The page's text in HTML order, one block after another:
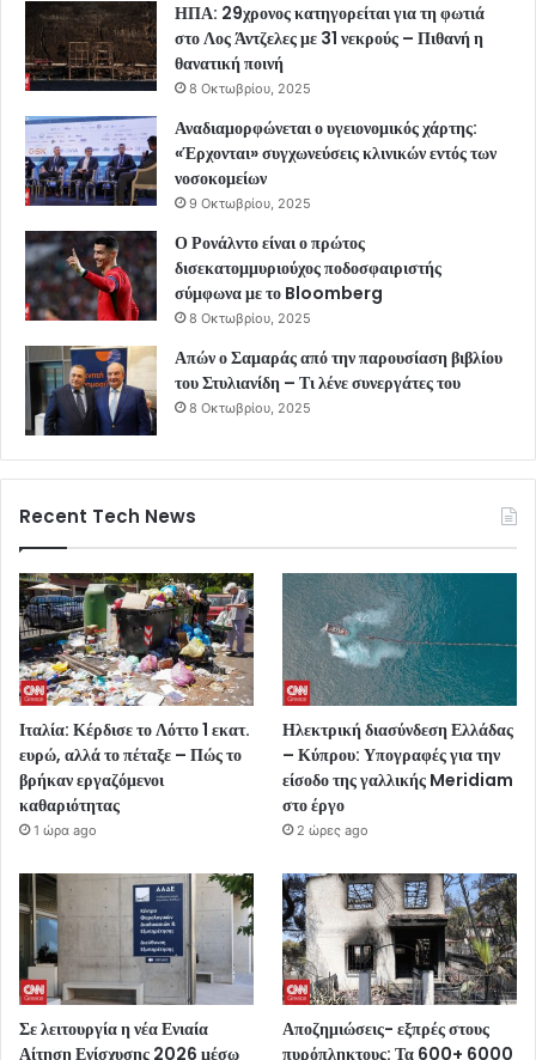
ΗΠΑ: 29χρονος κατηγορείται για τη φωτιά
στο Λος Άντζελες με 31 νεκρούς – Πιθανή η
θανατική ποινή
8 Οκτωβρίου, 2025
Αναδιαμορφώνεται ο υγειονομικός χάρτης:
«Έρχονται» συγχωνεύσεις κλινικών εντός των
νοσοκομείων
9 Οκτωβρίου, 2025
Ο Ρονάλντο είναι ο πρώτος
δισεκατομμυριούχος ποδοσφαιριστής
σύμφωνα με το Bloomberg
8 Οκτωβρίου, 2025
Απών ο Σαμαράς από την παρουσίαση βιβλίου
του Στυλιανίδη – Τι λένε συνεργάτες του
8 Οκτωβρίου, 2025
Recent Tech News
Ιταλία: Κέρδισε το Λόττο 1 εκατ.
ευρώ, αλλά το πέταξε – Πώς το
βρήκαν εργαζόμενοι
καθαριότητας
1 ώρα ago
Ηλεκτρική διασύνδεση Ελλάδας
– Κύπρου: Υπογραφές για την
είσοδο της γαλλικής Meridiam
στο έργο
2 ώρες ago
Σε λειτουργία η νέα Ενιαία
Αίτηση Ενίσχυσης 2026 μέσω
Αποζημιώσεις- εξπρές στους
πυρόπληκτους: Τα 600+ 6000